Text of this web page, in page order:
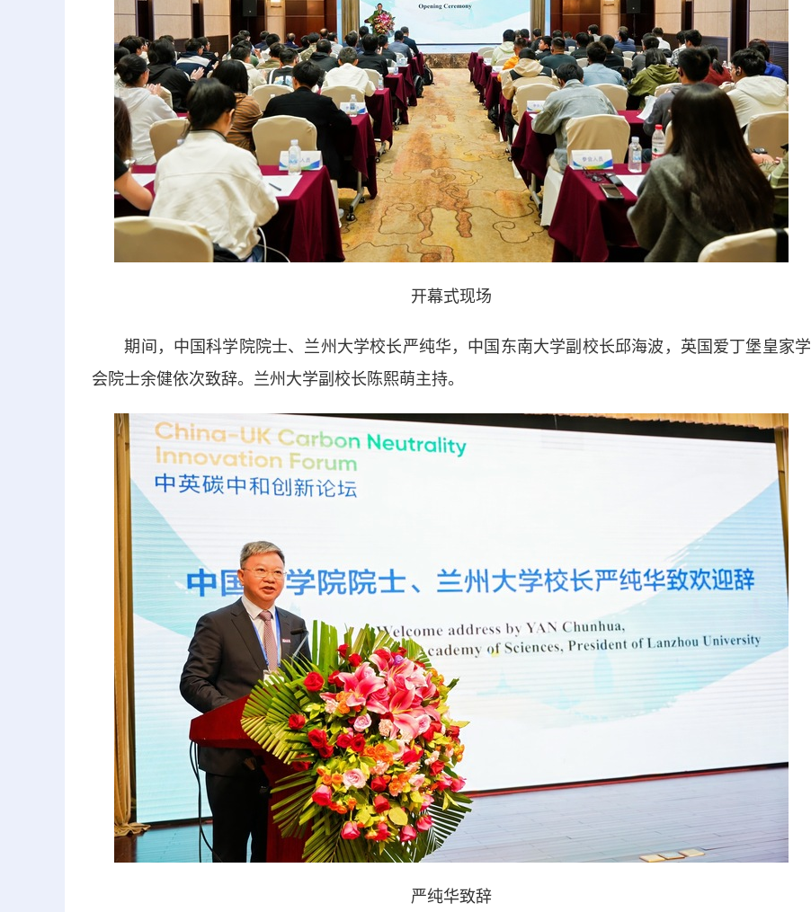
开幕式现场
期间，中国科学院院士、兰州大学校长严纯华，中国东南大学副校长邱海波，英国爱丁堡皇家学
会院士余健依次致辞。兰州大学副校长陈熙萌主持。
严纯华致辞